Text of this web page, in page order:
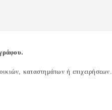
.
καταστημάτων ή επιχειρήσεων.